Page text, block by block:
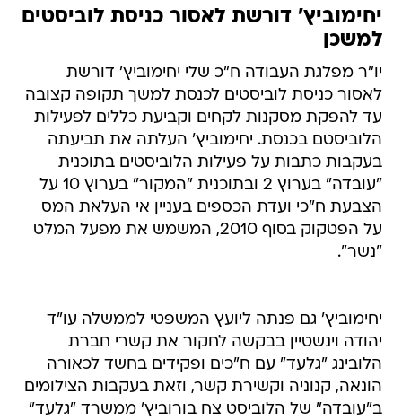
יחימוביץ' דורשת לאסור כניסת לוביסטים
למשכן
יו"ר מפלגת העבודה ח"כ שלי יחימוביץ' דורשת
לאסור כניסת לוביסטים לכנסת למשך תקופה קצובה
עד להפקת מסקנות לקחים וקביעת כללים לפעילות
הלוביסטם בכנסת. יחימוביץ' העלתה את תביעתה
בעקבות כתבות על פעילות הלוביסטים בתוכנית
"עובדה" בערוץ 2 ובתוכנית "המקור" בערוץ 10 על
הצבעת ח"כי ועדת הכספים בעניין אי העלאת המס
על הפטקוק בסוף 2010, המשמש את מפעל המלט
"נשר".
יחימוביץ' גם פנתה ליועץ המשפטי לממשלה עו"ד
יהודה וינשטיין בבקשה לחקור את קשרי חברת
הלובינג "גלעד" עם ח"כים ופקידים בחשד לכאורה
הונאה, קנוניה וקשירת קשר, וזאת בעקבות הצילומים
ב"עובדה" של הלוביסט צח בורוביץ' ממשרד "גלעד"